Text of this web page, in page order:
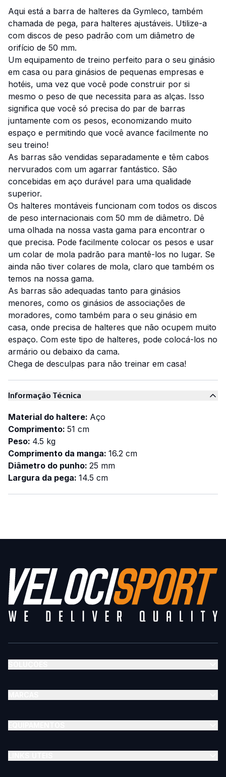
Aqui está a barra de halteres da Gymleco, também
chamada de pega, para halteres ajustáveis. Utilize-a
com discos de peso padrão com um diâmetro de
orifício de 50 mm.
Um equipamento de treino perfeito para o seu ginásio
em casa ou para ginásios de pequenas empresas e
hotéis, uma vez que você pode construir por si
mesmo o peso de que necessita para as alças. Isso
significa que você só precisa do par de barras
juntamente com os pesos, economizando muito
espaço e permitindo que você avance facilmente no
seu treino!
As barras são vendidas separadamente e têm cabos
nervurados com um agarrar fantástico. São
concebidas em aço durável para uma qualidade
superior.
Os halteres montáveis funcionam com todos os discos
de peso internacionais com 50 mm de diâmetro. Dê
uma olhada na nossa vasta gama para encontrar o
que precisa. Pode facilmente colocar os pesos e usar
um colar de mola padrão para mantê-los no lugar. Se
ainda não tiver colares de mola, claro que também os
temos na nossa gama.
As barras são adequadas tanto para ginásios
menores, como os ginásios de associações de
moradores, como também para o seu ginásio em
casa, onde precisa de halteres que não ocupem muito
espaço. Com este tipo de halteres, pode colocá-los no
armário ou debaixo da cama.
Chega de desculpas para não treinar em casa!
Informação Técnica
Material do haltere: Aço
Comprimento: 51 cm
Peso: 4.5 kg
Comprimento da manga: 16.2 cm
Diâmetro do punho: 25 mm
Largura da pega: 14.5 cm